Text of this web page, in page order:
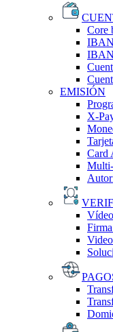
Core
EMISIÓN
X-
Card